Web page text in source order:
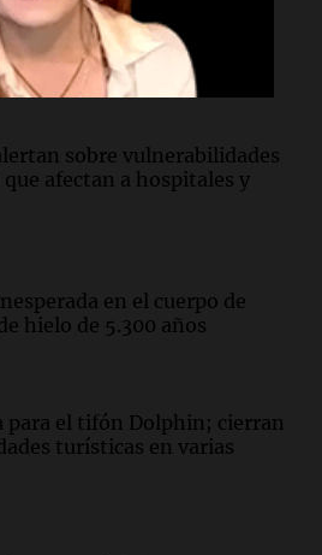
el MovinkPad 11: una tablet
digitales
sobre vulnerabilidades
afectan a hospitales y
en el cuerpo de
hielo de 5.300 años
para el tifón Dolphin; cierran
turísticas en varias